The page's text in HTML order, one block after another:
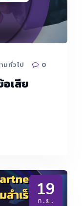
มทั่วไป 0
เสีย
19
ก.ย.